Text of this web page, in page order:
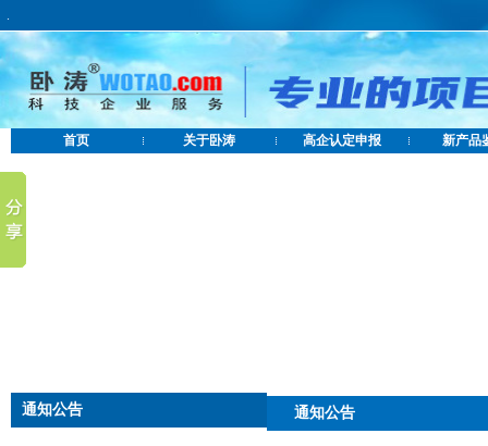
.
首页 关于卧涛 高企认定申报 新产品
通知公告 通知公告